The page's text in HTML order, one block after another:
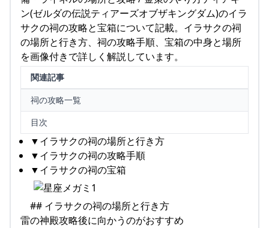
ン(ゼルダの伝説ティアーズオブザキングダム)のイラ
サクの祠の攻略と宝箱について記載。イラサクの祠
の場所と行き方、祠の攻略手順、宝箱の中身と場所
を画像付きで詳しく解説しています。
関連記事
祠の攻略一覧
目次
▼イラサクの祠の場所と行き方
▼イラサクの祠の攻略手順
▼イラサクの祠の宝箱
## イラサクの祠の場所と行き方
雷の神殿攻略後に向かうのがおすすめ